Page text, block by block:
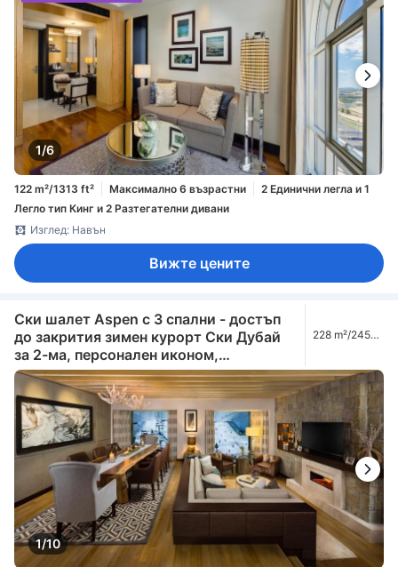
1/6
122 m²/1313 ft² Максимално 6 възрастни
2 Единични легла и 1
Легло тип Кинг и 2 Разтегателни дивани
Изглед: Навън
Вижте цените
Ски шалет Aspen с 3 спални - достъп
до закрития зимен курорт Ски Дубай
за 2-ма, персонален иконом,
трансфери до летището в Дубай,
достъп до салона (Aspen Three-
Bedroom Ski Chalet - Access to Snow
Park in Ski Dubai for 2, Private Butler,
DXB Airport Transfers, Lounge Access
including Afternoon Tea, Evening
Cocktail Hours, Soft Refreshments &
Canapes)
228 m²/2454
1/10